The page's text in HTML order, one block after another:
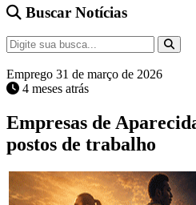
Buscar Notícias
Emprego 31 de março de 2026
4 meses atrás
Empresas de
postos de trabalho